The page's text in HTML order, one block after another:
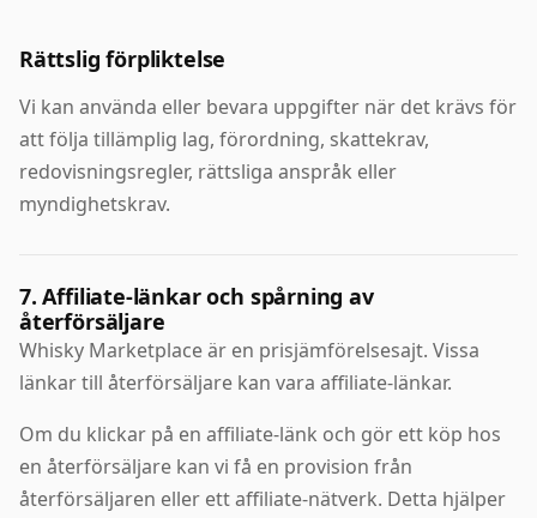
Rättslig förpliktelse
Vi kan använda eller bevara uppgifter när det krävs för
att följa tillämplig lag, förordning, skattekrav,
redovisningsregler, rättsliga anspråk eller
myndighetskrav.
7. Affiliate-länkar och spårning av
återförsäljare
Whisky Marketplace är en prisjämförelsesajt. Vissa
länkar till återförsäljare kan vara affiliate-länkar.
Om du klickar på en affiliate-länk och gör ett köp hos
en återförsäljare kan vi få en provision från
återförsäljaren eller ett affiliate-nätverk. Detta hjälper